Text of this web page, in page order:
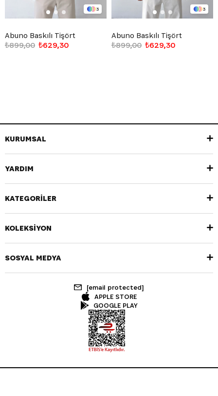
3
Abuno Baskılı Tişört
₺629,30
₺899,00
3
Abuno Baskılı Tişört
₺629,30
₺899,00
KURUMSAL
YARDIM
KATEGORİLER
KOLEKSİYON
SOSYAL MEDYA
[email protected]
APPLE STORE
GOOGLE PLAY